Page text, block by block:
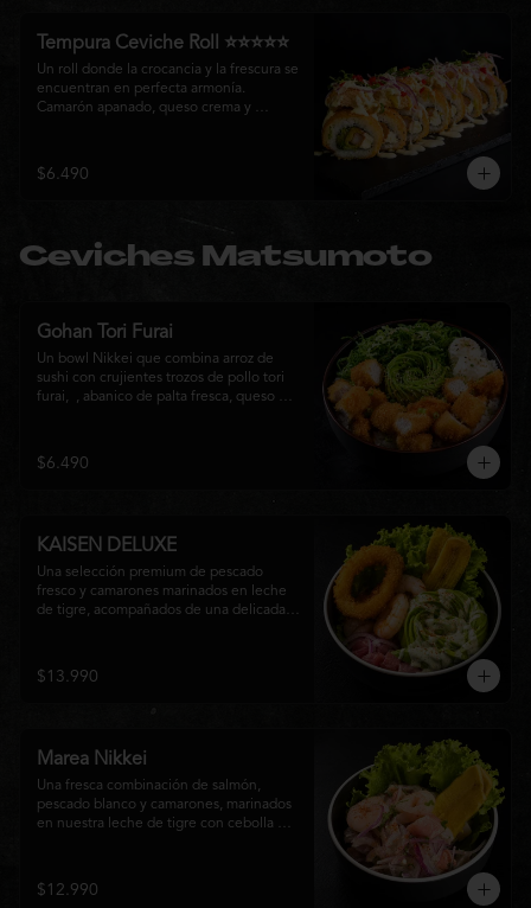
Tempura Ceviche Roll ⭐⭐⭐⭐⭐
Un roll donde la crocancia y la frescura se
encuentran en perfecta armonía.
Camarón apanado, queso crema y
corona con salmón y pescado blanco en
tempura, cebolla morada, una sedosa
logrando una experiencia intensa,
equilibrada y auténticamente nikkei.
$6.490
Ceviches Matsumoto
Gohan Tori Furai
Un bowl Nikkei que combina arroz de
sushi con crujientes trozos de pollo tori
furai,  , abanico de palta fresca, queso
sabores que equilibra lo crocante, lo
fresco y lo cremoso en cada bocado.
$6.490
KAISEN DELUXE
Una selección premium de pescado
fresco y camarones marinados en leche
de tigre, acompañados de una delicada
que combina frescura, textura y
elegancia en cada bocado.
$13.990
Marea Nikkei
Una fresca combinación de salmón,
pescado blanco y camarones, marinados
en nuestra leche de tigre con cebolla
para una experiencia Nikkei llena de
frescura, equilibrio y sabor.
$12.990